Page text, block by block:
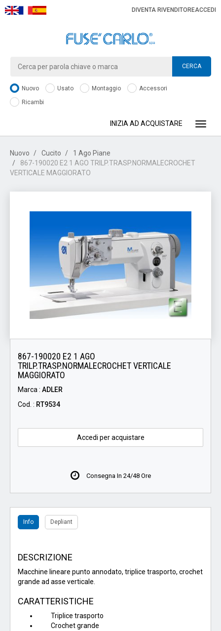
DIVENTA RIVENDITOREACCEDI
CERCA
Nuovo Usato Montaggio
Accessori
Ricambi
INIZIA AD ACQUISTARE
Nuovo Cucito
1 Ago Piane
867-190020 E2 1 AGO TRILP.TRASP.NORMALECROCHET
VERTICALE MAGGIORATO
867-190020 E2 1 AGO
TRILP.TRASP.NORMALECROCHET VERTICALE
MAGGIORATO
Marca : ADLER
Cod. : RT9534
Accedi per acquistare
Consegna In 24/48 Ore
Info Depliant
DESCRIZIONE
Macchine lineare punto annodato, triplice trasporto, crochet
grande ad asse verticale.
CARATTERISTICHE
Triplice trasporto
Crochet grande